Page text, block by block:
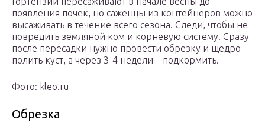
появления почек, но саженцы из контейнеров можно
высаживать в течение всего сезона. Следи, чтобы не
повредить земляной ком и корневую систему. Сразу
после пересадки нужно провести обрезку и щедро
полить куст, а через 3-4 недели – подкормить.
Фото: kleo.ru
Обрезка